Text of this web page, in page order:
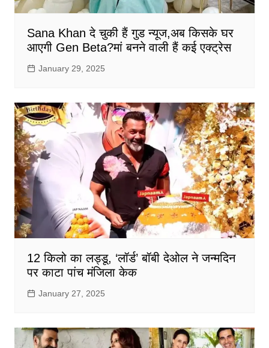
Sana Khan दे चुकी हैं गुड न्यूज,अब किसके घर
आएगी Gen Beta?मां बनने वाली हैं कई एक्ट्रेस
January 29, 2025
12 किलो का लड्डू, ‘लॉर्ड’ बॉबी देओल ने जन्‍मदिन
पर काटा पांच मंजिला केक
January 27, 2025